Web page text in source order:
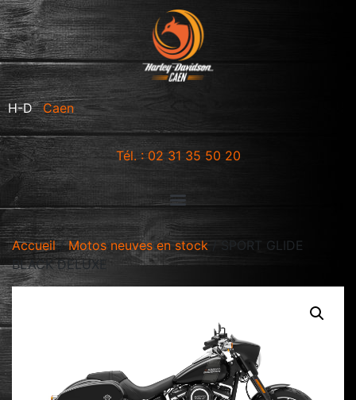
H-D® Caen
Tél. : 02 31 35 50 20
Accueil/Motos neuves en stock/ SPORT GLIDE
BLACK DELUXE